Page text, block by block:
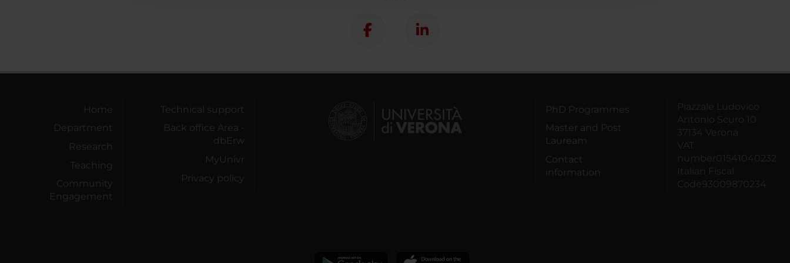
Home
Department
Research
Teaching
Community
Engagement
Technical support
Back office Area -
dbErw
MyUnivr
Privacy policy
PhD Programmes
Master and Post
Lauream
Contact
information
Piazzale Ludovico
Antonio Scuro 10
37134 Verona
VAT
number01541040232
Italian Fiscal
Code93009870234